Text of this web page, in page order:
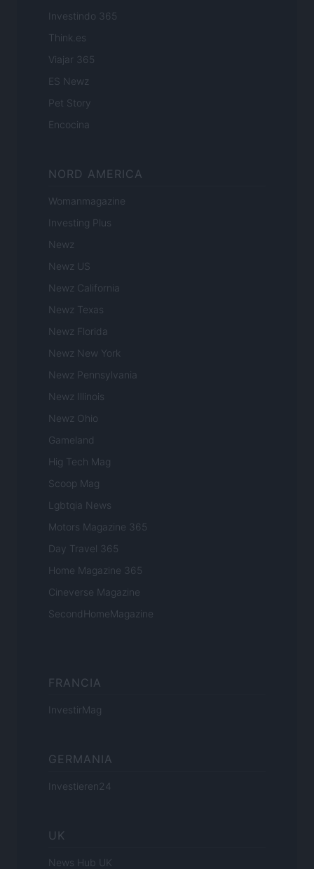
Investindo 365
Think.es
Viajar 365
ES Newz
Pet Story
Encocina
NORD AMERICA
Womanmagazine
Investing Plus
Newz
Newz US
Newz California
Newz Texas
Newz Florida
Newz New York
Newz Pennsylvania
Newz Illinois
Newz Ohio
Gameland
Hig Tech Mag
Scoop Mag
Lgbtqia News
Motors Magazine 365
Day Travel 365
Home Magazine 365
Cineverse Magazine
SecondHomeMagazine
FRANCIA
InvestirMag
GERMANIA
Investieren24
UK
News Hub UK